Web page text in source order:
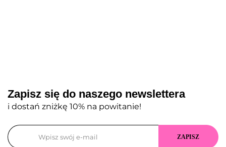
Zapisz się do naszego newslettera
i dostań zniżkę 10% na powitanie!